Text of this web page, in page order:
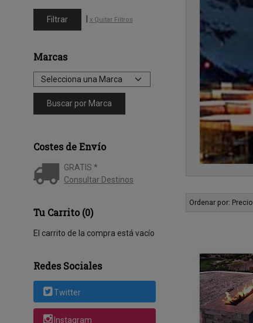
x Quitar Filtros
Marcas
Costes de Envío
GRATIS *
Consultar Destinos
Tu Carrito (0)
El carrito de la compra está vacío
Redes Sociales
Twitter
Instagram
Ordenar por: Precio